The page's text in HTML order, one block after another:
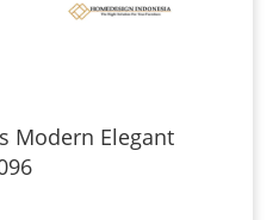
Modern Elegant